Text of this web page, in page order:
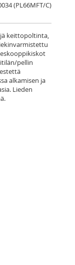
(PL66MFT/C)
keittopoltinta,
pellin
alkamisen ja
Lieden